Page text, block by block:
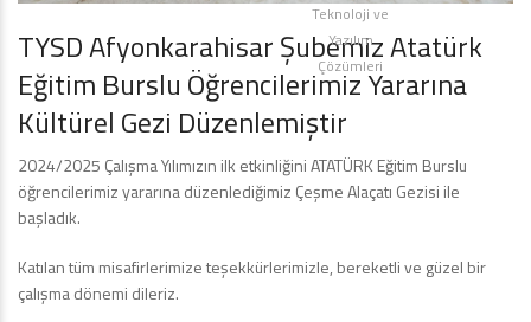
TYSD Afyonkarahisar Şubemiz Atatürk
Eğitim Burslu Öğrencilerimiz Yararına
Kültürel Gezi Düzenlemiştir
2024/2025 Çalışma Yılımızın ilk etkinliğini ATATÜRK Eğitim Burslu
öğrencilerimiz yararına düzenlediğimiz Çeşme Alaçatı Gezisi ile
başladık.
Katılan tüm misafirlerimize teşekkürlerimizle, bereketli ve güzel bir
çalışma dönemi dileriz.
Teknoloji ve
Yazılım
Çözümleri